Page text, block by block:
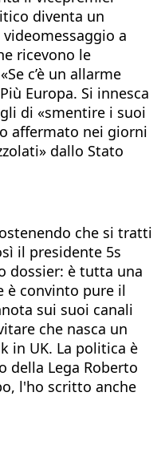
diventa un
a
ricevono le
c’è un allarme
Europa. Si innesca
di «smentire i suoi
affermato nei giorni
dallo Stato
che si tratti
il presidente 5s
dossier: è tutta una
è convinto pure il
sui suoi canali
che nasca un
in UK. La politica è
della Lega Roberto
l'ho scritto anche